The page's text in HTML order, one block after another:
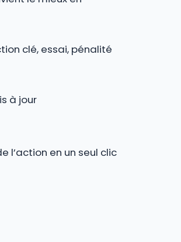
clé, essai, pénalité
à jour
l’action en un seul clic